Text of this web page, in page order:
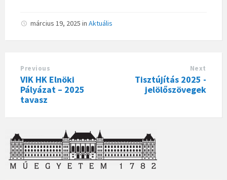
március 19, 2025 in Aktuális
Previous
VIK HK Elnöki
Pályázat – 2025
tavasz
Next
Tisztújítás 2025 -
jelölőszövegek